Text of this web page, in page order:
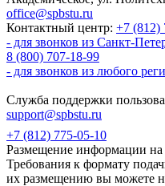
office@spbstu.ru
Контактный центр: +7 (812)
- для звонков из Санкт-
8 (800) 707-18-99
- для звонков из любого
Служба поддержки
support@spbstu.ru
+7 (812) 775-05-10
Размещение информации на
Требования к формату
их размещению вы можете